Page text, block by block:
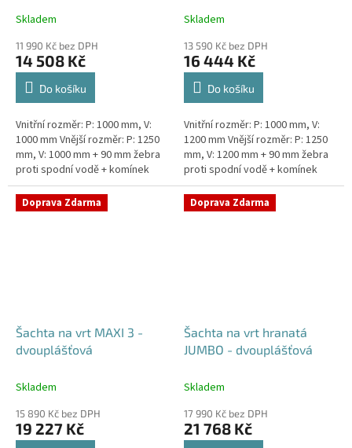
Skladem
11 990 Kč bez DPH
14 508 Kč
Do košíku
Vnitřní rozměr: P: 1000 mm, V:
1000 mm Vnější rozměr: P: 1250
mm, V: 1000 mm + 90 mm žebra
proti spodní vodě + komínek
Dvouplášťová vodoměrná šachta
- vhodná do míst...
Skladem
13 590 Kč bez DPH
16 444 Kč
Do košíku
Vnitřní rozměr: P: 1000 mm, V:
1200 mm Vnější rozměr: P: 1250
mm, V: 1200 mm + 90 mm žebra
proti spodní vodě + komínek
Dvouplášťová vodoměrná šachta
- vhodná do míst...
Doprava Zdarma
Šachta na vrt MAXI 3 -
dvouplášťová
Skladem
15 890 Kč bez DPH
19 227 Kč
Doprava Zdarma
Šachta na vrt hranatá
JUMBO - dvouplášťová
Skladem
17 990 Kč bez DPH
21 768 Kč